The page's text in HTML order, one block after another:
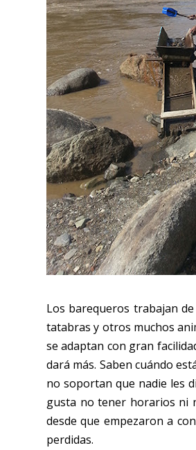
Los barequeros trabajan
tatabras y otros muchos
se adaptan con gran
dará más. Saben cuándo
no soportan que nadie les
gusta no tener horarios ni
desde que empezaron a
perdidas.